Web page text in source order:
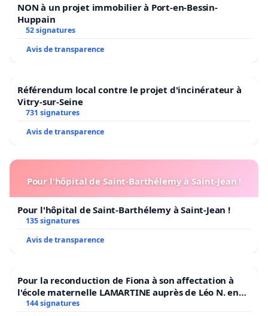
NON à un projet immobilier à Port-en-Bessin-
Huppain
52 signatures
Avis de transparence
Référendum local contre le projet d'incinérateur à
Vitry-sur-Seine
731 signatures
Avis de transparence
Pour l'hôpital de Saint-Barthélemy à Saint-Jean !
Pour l'hôpital de Saint-Barthélemy à Saint-Jean !
135 signatures
Avis de transparence
Pour la reconduction de Fiona à son affectation à
l'école maternelle LAMARTINE auprès de Léo N. en
2026/2027
144 signatures